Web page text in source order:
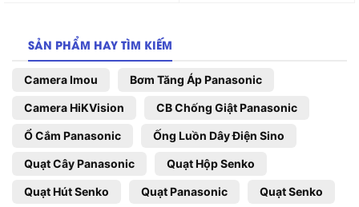
SẢN PHẨM HAY TÌM KIẾM
Camera Imou Bơm Tăng Áp Panasonic
Camera HiKVision CB Chống Giật Panasonic
Ổ Cắm Panasonic Ống Luồn Dây Điện Sino
Quạt Cây Panasonic Quạt Hộp Senko
Quạt Hút Senko Quạt Panasonic Quạt Senko